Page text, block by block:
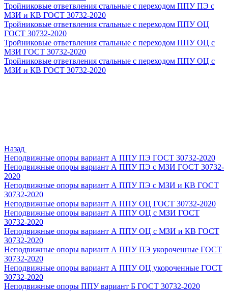
Тройниковые ответвления стальные с переходом ППУ ПЭ с
МЗИ и КВ ГОСТ 30732-2020
Тройниковые ответвления стальные с переходом ППУ ОЦ
ГОСТ 30732-2020
Тройниковые ответвления стальные с переходом ППУ ОЦ с
МЗИ ГОСТ 30732-2020
Тройниковые ответвления стальные с переходом ППУ ОЦ с
МЗИ и КВ ГОСТ 30732-2020
Назад
Неподвижные опоры вариант А ППУ ПЭ ГОСТ 30732-2020
Неподвижные опоры вариант А ППУ ПЭ с МЗИ ГОСТ 30732-
2020
Неподвижные опоры вариант А ППУ ПЭ с МЗИ и КВ ГОСТ
30732-2020
Неподвижные опоры вариант А ППУ ОЦ ГОСТ 30732-2020
Неподвижные опоры вариант А ППУ ОЦ с МЗИ ГОСТ
30732-2020
Неподвижные опоры вариант А ППУ ОЦ с МЗИ и КВ ГОСТ
30732-2020
Неподвижные опоры вариант А ППУ ПЭ укороченные ГОСТ
30732-2020
Неподвижные опоры вариант А ППУ ОЦ укороченные ГОСТ
30732-2020
Неподвижные опоры ППУ вариант Б ГОСТ 30732-2020